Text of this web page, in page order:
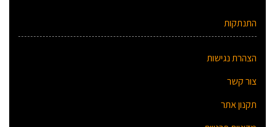
התנתקות
הצהרת נגישות
צור קשר
תקנון אתר